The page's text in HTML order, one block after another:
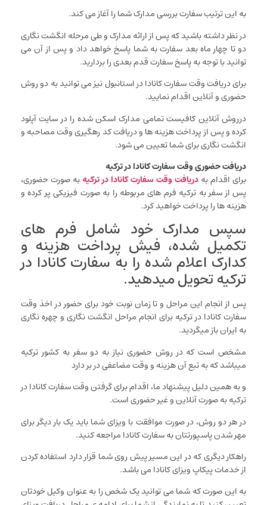
به این ترتیب سفارت بررسی مدارک شما را آغاز می کند.
در نظر داشته باشید که پس از ارائه مدارک و طی مرحله انگشت نگاری
دو تا چهار ماه بعد سفارت به شما پاسخ خواهد داد و پس از آن می
توانید با توجه به پاسخ سفارت قدم بعدی را بردارید.
برای دریافت وقت سفارت کانادا در استانبول نیز می توانید به دو روش
حضوری و آنلاین اقدام نمایید.
درروش آنلاین کافیست تمامی مدارک اسکن شده را در سایت آپلود
کرده و پس از پرداخت هزینه ها و دریافت کد رهگیری وقت مصاحبه و
انگشت نگاری برای شما تعیین می شود.
دریافت حضوری وقت سفارت کانادا در ترکیه
برای اقدام به دریافت وقت سفارت کانادا در ترکیهبه صورت حضوری،
پس از سفر به ترکیه فرم های مربوطه را به صورت فیزیکی پر کرده و
هزینه ها را پرداخت خواهید کرد.
سپس مدارک خود شامل فرم های
تکمیل شده، فیش پرداخت هزینه و
کدارک اعلام شده را به سفارت کانادا در
ترکیه تحویل میدهید.
پس از انجام این مراحل و تا زمان نوبت خود برای حضور در اخذ وقت
سفارت کانادا در ترکیه برای انجام مراحل انگشت نگاری و چهره نگاری
به ایران باز میگردید.
مشخص است که در روش حضوری نیاز به دو سفر به کشور ترکیه
میباشد که به تبع آن هزینه و وقت مضاعفی در بر دارد
و به همین دلیل پیشنهاد ما، اقدام برای گرفتن وقت سفارت کانادا در
ترکیه به صورت آنلاین و غیر حضوری است.
در هر دو روش، در صورت موافقت با ویزای شما باید یک بار دیگر برای
مهر شدن پاسپورتتان به سفارت کانادا مراجعه کنید.
راهکار دیگری که در این مسیر پیش روی شما قرار دارد استفاده کردن
از خدمات پیکاپ ویزای کانادا می باشد.
به این صورت که شما می توانید یک شخص را به عنوان وکیل خودتان